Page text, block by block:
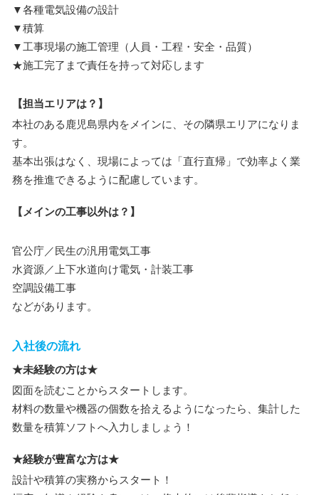
▼各種電気設備の設計
▼積算
▼工事現場の施工管理（人員・工程・安全・品質）
★施工完了まで責任を持って対応します
【担当エリアは？】
本社のある鹿児島県内をメインに、その隣県エリアになりま
す。
基本出張はなく、現場によっては「直行直帰」で効率よく業
務を推進できるように配慮しています。
【メインの工事以外は？】
官公庁／民生の汎用電気工事
水資源／上下水道向け電気・計装工事
空調設備工事
などがあります。
入社後の流れ
★未経験の方は★
図面を読むことからスタートします。
材料の数量や機器の個数を拾えるようになったら、集計した
数量を積算ソフトへ入力しましょう！
★経験が豊富な方は★
設計や積算の実務からスタート！